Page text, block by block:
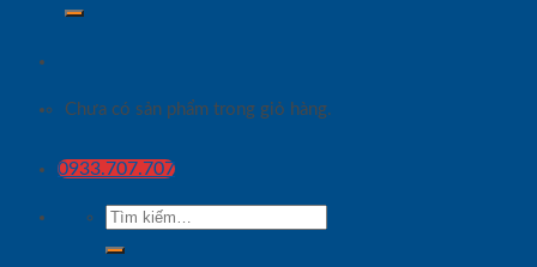
Chưa có sản phẩm trong giỏ hàng.
0933.707.707
Tìm
kiếm: